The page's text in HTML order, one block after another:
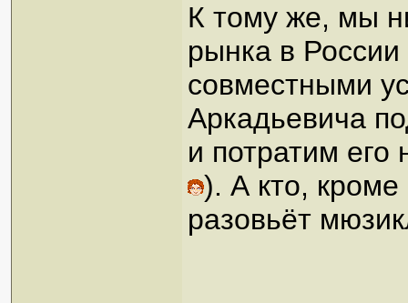
К тому же, мы
рынка в
совместными
Аркадьевича
и потратим его
). А кто,
разовьёт